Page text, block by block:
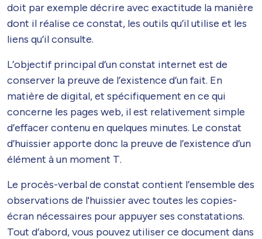
doit par exemple décrire avec exactitude la manière
dont il réalise ce constat, les outils qu’il utilise et les
liens qu’il consulte.
L’objectif principal d’un constat internet est de
conserver la preuve de l’existence d’un fait. En
matière de digital, et spécifiquement en ce qui
concerne les pages web, il est relativement simple
d’effacer contenu en quelques minutes. Le constat
d’huissier apporte donc la preuve de l’existence d’un
élément à un moment T.
Le procès-verbal de constat contient l’ensemble des
observations de l'huissier avec toutes les copies-
écran nécessaires pour appuyer ses constatations.
Tout d’abord, vous pouvez utiliser ce document dans